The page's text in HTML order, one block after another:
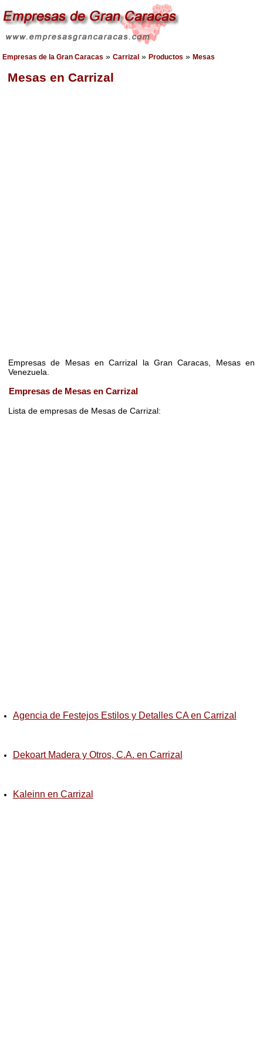
Empresas de la Gran Caracas » Carrizal » Productos » Mesas
Mesas en Carrizal
Empresas de Mesas en Carrizal la Gran Caracas, Mesas en
Venezuela.
Empresas de Mesas en Carrizal
Lista de empresas de Mesas de Carrizal:
Agencia de Festejos Estilos y Detalles CA en Carrizal
Dekoart Madera y Otros, C.A. en Carrizal
Kaleinn en Carrizal